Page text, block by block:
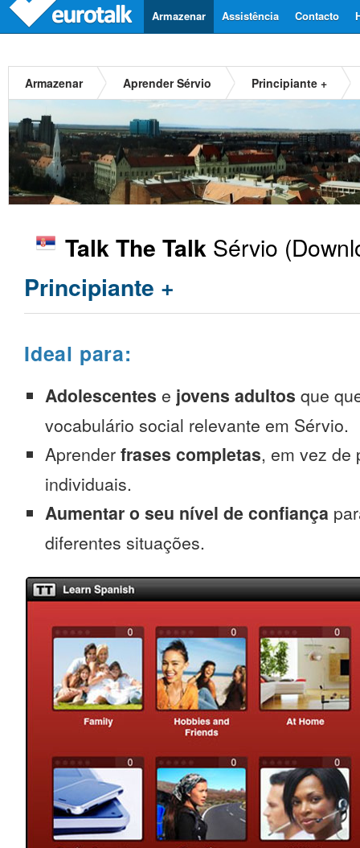
Contacto
Assistência
Armazenar
Armazenar Aprender Sérvio Principiante +
Talk The Talk Sérvio
Principiante +
Ideal para:
Adolescentes e jovens adultos que
vocabulário social relevante em Sérvio.
Aprender frases completas, em vez de
individuais.
Aumentar o seu nível de confiança
diferentes situações.